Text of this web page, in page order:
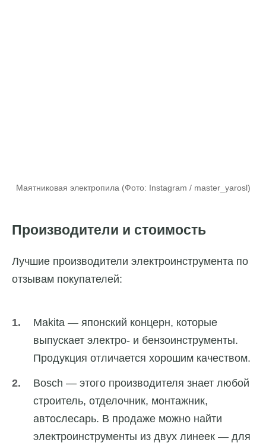
Маятниковая электропила (Фото: Instagram / master_yarosl)
Производители и стоимость
Лучшие производители электроинструмента по
отзывам покупателей:
Makita — японский концерн, которые
выпускает электро- и бензоинструменты.
Продукция отличается хорошим качеством.
Bosch — этого производителя знает любой
строитель, отделочник, монтажник,
автослесарь. В продаже можно найти
электроинструменты из двух линеек — для